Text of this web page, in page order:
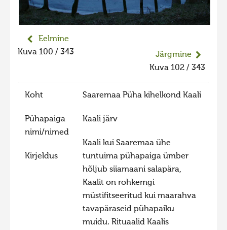
Liikuvad kuvad 2025
Hiite kuvavõistlus 2023 lisa
Liikuvad kuvad 2023
Hiite kuvavõistlus 2022
Hiite kuvavõistlus 2022 lisa
Liikuvad kuvad 2022
Hiite kuvavõistlus 2021 lisa
Liikuvad kuvad 2021
Eelmine
Kuva 100 / 343
Järgmine
Kuva 102 / 343
Koht Saaremaa Püha kihelkond Kaali
Pühapaiga
nimi/nimed
Kaali järv
Kirjeldus
Kaali kui Saaremaa ühe
tuntuima pühapaiga ümber
hõljub siiamaani salapära,
Kaalit on rohkemgi
müstifitseeritud kui maarahva
tavapäraseid pühapaiku
muidu. Rituaalid Kaalis